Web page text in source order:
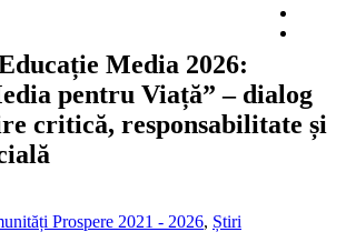
Media 2026:
pentru Viață” – dialog
critică, responsabilitate și
Prospere 2021 - 2026, Știri